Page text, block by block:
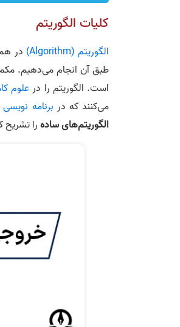
کلیات الگوریتم
الگوریتم (Algorithm)
در
است. الگوریتم را در علوم
می‌کنند که در برنامه نویسی
الگوریتم‌های سادهرا تشریح